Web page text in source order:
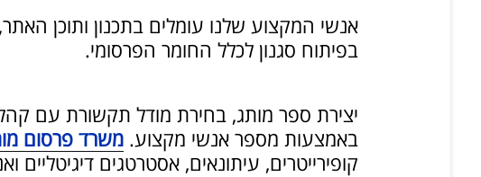
אנשי המקצוע שלנו עומלים בתכנון ותוכן
בפיתוח סגנון לכלל החומר הפרסומי.
יצירת ספר מותג, בחירת מודל תקשורת עם
באמצעות מספר אנשי מקצוע. משרד פרסום
קופירייטרים, עיתונאים, אסטרטגים דיגיטליים